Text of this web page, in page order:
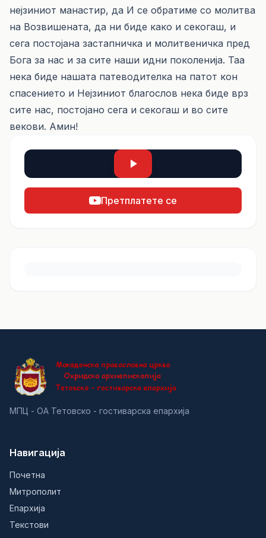
нејзиниот манастир, да И се обратиме со молитва
на Возвишената, да ни биде како и секогаш, и
сега постојана застапничка и молитвеничка пред
Бога за нас и за сите наши идни поколенија. Таа
нека биде нашата патеводителка на патот кон
спасението и Нејзиниот благослов нека биде врз
сите нас, постојано сега и секогаш и во сите
векови. Амин!
Претплатете се
МПЦ - ОА Тетовско - гостиварска епархија
Навигација
Почетна
Митрополит
Епархија
Текстови